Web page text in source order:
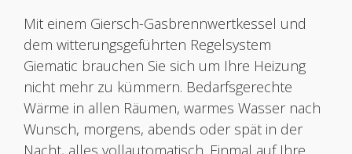
Mit einem Giersch-Gasbrennwertkessel und
dem witterungsgeführten Regelsystem
Giematic brauchen Sie sich um Ihre Heizung
nicht mehr zu kümmern. Bedarfsgerechte
Wärme in allen Räumen, warmes Wasser nach
Wunsch, morgens, abends oder spät in der
Nacht, alles vollautomatisch. Einmal auf Ihre